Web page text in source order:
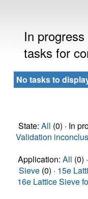
In
tasks for
No tasks to
State: All (0) · In
Validation
Application: All (0) ·
Sieve (0) · 15e
16e Lattice Sieve